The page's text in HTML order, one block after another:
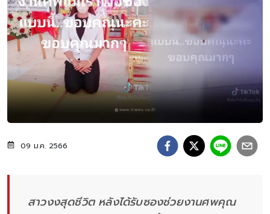
09 ม.ค. 2566
สาวงงสุดชีวิต หลังได้รับซองช่วยงานศพคุณ